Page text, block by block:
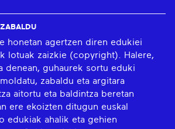
honetan agertzen diren edukiei
lotuak zaizkie (copyright). Halere,
denean, guhaurek sortu eduki
zabaldu eta argitara
aitortu eta baldintza beretan
ere ekoizten ditugun euskal
edukiak ahalik eta gehien